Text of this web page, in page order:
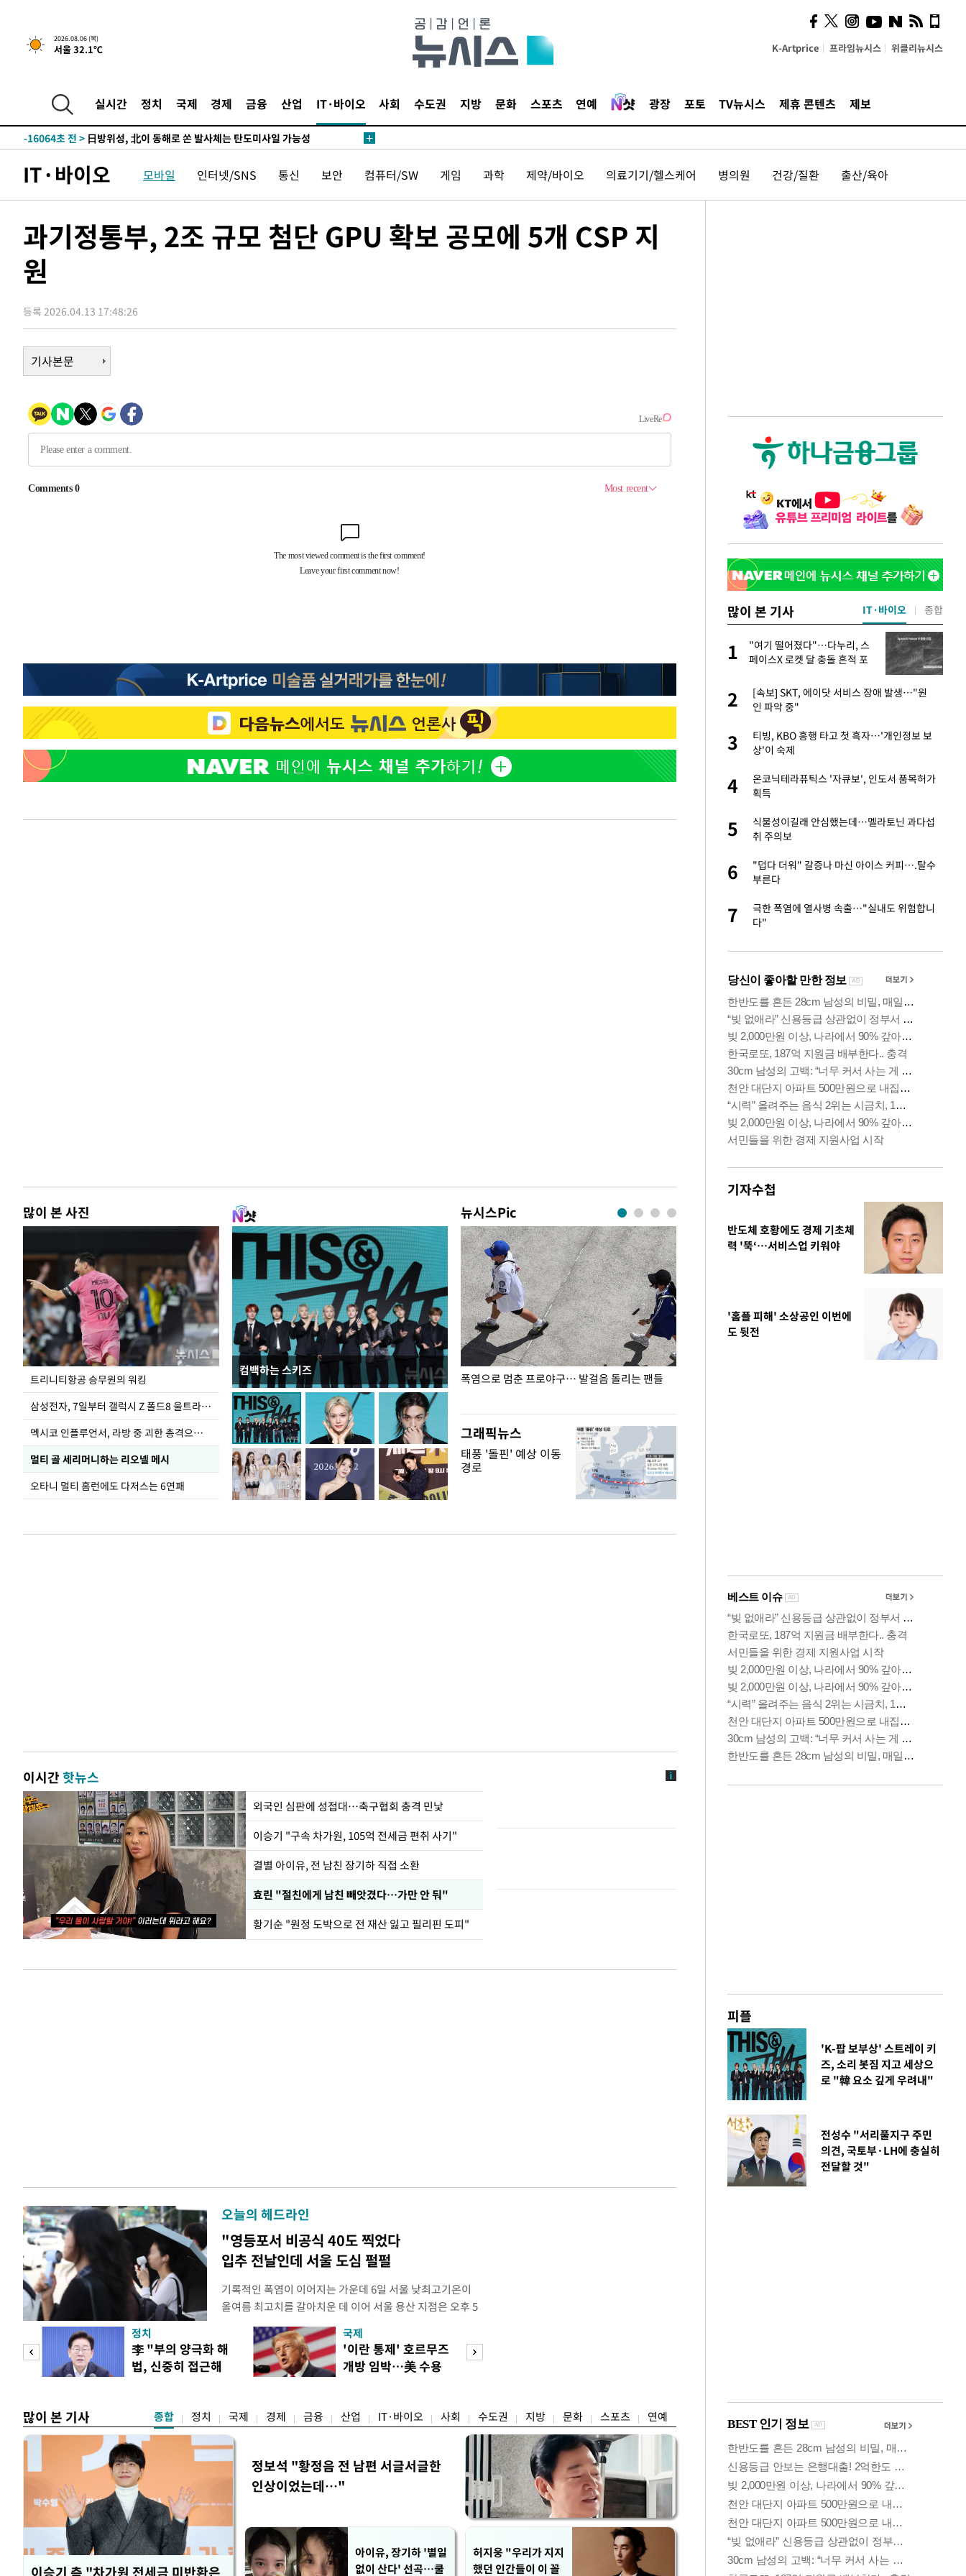
2026.08.06 (목)
서울 32.1℃ K-Artprice 프라임뉴시스 위클리뉴시스
실시간 정치 국제 경제 금융 산업 IT·바이오 사회 수도권 지방 문화 스포츠 연예 광장 포토 TV뉴시스 제휴 콘텐츠 제보
1시간 전 >"美간섭에 합의 지연"…트럼프, '이란 호르무즈 통제권' 수용할까
-32035초 전 >축구협회, 15년 전 심판 성 접대 파문에 "현재는 내부 지침 준수"
-16316초 전 >
[속보]합참 "北 발사체는 단거리탄도미사일…감시·경계태세 강
-16064초 전 >
-14494초 전 > [속보] SKT, 에이닷 서비스 장애 발생…"원인 파악 중"
-13296초 전 > '낮 최고 39도' 불볕더위…한밤 열대야도 계속[내일날씨]
-13255초 전 >[속보]7~9일 프로야구 3연전도 폭염 취소…11일 재개
-12744초 전 >'월드컵 탈락 후폭풍' 축구협회…초유의 압수수색에 '충격·당황'
-12584초 전 >
-12146초 전 >
-8171초 전 >[속보]코스피, 301.88포인트(4.58%) 내린 6296.38 마감
-5635초 전 >
"여기 떨어졌다"…다누리, 스페이스X 로켓 달 충돌 흔적 포착
-2680초 전 >손흥민, 5경기 연속골 실패…LAFC는 승부차기 끝 과달라하라 격파
1시간 전 > 내일까지 39도 '펄펄'…기상청 "태풍 지나며 폭염 잠시 꺾인다"
1시간 전 >트럼프, 한국계 진보 주지사 후보 맹공…"공산주의가 최대 위협"
[속보]합참 "북, 동해상으로 미상 발사체 발사"
-12584초 전 >서울 낮 37.9도, 올여름 최고치 경신…영등포 순간 '40도'
-12146초 전 >
[속보]종합특검, 대검 추가 압수수색…내란 중요임무종사 혐의
-8171초 전 >[속보]코스피, 301.88포인트(4.58%) 내린 6296.38 마감
-8036초 전 >[속보]원·달러 환율, 0.7원 내린 1423.8원 마감
-5635초 전 >
"여기 떨어졌다"…다누리, 스페이스X 로켓 달 충돌 흔적 포착
-2680초 전 >손흥민, 5경기 연속골 실패…LAFC는 승부차기 끝 과달라하라 격파
1시간 전 >트럼프, 한국계 진보 주지사 후보 맹공…"공산주의가 최대 위협"
IT·바이오 모바일 인터넷/SNS 통신 보안 컴퓨터/SW 게임 과학 제약/바이오 의료기기/헬스케어 병의원 건강/질환 출산/육아
과기정통부, 2조 규모 첨단 GPU 확보 공모에 5개 CSP 지
원
등록 2026.04.13 17:48:26
기사본문
많이 본 사진
트리니티항공 승무원의 워킹
삼성전자, 7일부터 갤럭시 Z 폴드8 울트라·폴드8·플립8 출시
멕시코 인플루언서, 라방 중 괴한 총격으로 사망
멀티 골 세리머니하는 리오넬 메시
오타니 멀티 홈런에도 다저스는 6연패
컴백하는 스키즈
뉴시스Pic
입추 하루 앞둔 전남광주… 열화상 카메라에 담긴
폭염
폭염으로 멈춘 프로야구… 발걸음 돌리는 팬들
그래픽뉴스
태풍 '돌핀' 예상 이동
경로
이시간핫뉴스
외국인 심판에 성접대…축구협회 충격 민낯
이승기 "구속 차가원, 105억 전세금 편취 사기"
결별 아이유, 전 남친 장기하 직접 소환
효린 "절친에게 남친 빼앗겼다…가만 안 둬"
황기순 "원정 도박으로 전 재산 잃고 필리핀 도피"
오늘의 헤드라인
"영등포서 비공식 40도 찍었다
입추 전날인데 서울 도심 펄펄
기록적인 폭염이 이어지는 가운데 6일 서울 낮최고기온이
올여름 최고치를 갈아치운 데 이어 서울 용산 지점은 오후 5
시15분 39.9도까지 치솟으며 40도 턱밑까지 육박했다. 기상
청에 따르면 이날 오후 4시5분 서울 낮최고기온은 종관기상
관측(ASOS) 기준 37.9도까지 올라 올여름 최고 기록을 경신
했다. 관측 이래 역대 5위에 해당하는 수치
정치
李 "부의 양극화 해
법, 신중히 접근해
국제
'이란 통제' 호르무즈
개방 임박…美 수용
많이 본 기사 종합 정치 국제 경제 금융 산업 IT·바이오 사회 수도권 지방 문화 스포츠 연예
이승기 측 "차가원 전세금 미반환은
정보석 "황정음 전 남편 서글서글한
인상이었는데…"
아이유, 장기하 '별일
없이 산다' 선곡…쿨
허지웅 "우리가 지지
했던 인간들이 이 꼴
많이 본 기사
벌 원해"
2
정보석 "황정음 전 남편 서글서글한 인상이
었는데…"
3
아이유, 장기하 '별일 없이 산다' 선곡…쿨한
일상 공개
4
허지웅 "우리가 지지했던 인간들이 이 꼴 만
5
김혜수 "우린 돈 받고 일하는 프리랜서…받
1
"여기 떨어졌다"…다누리, 스
페이스X 로켓 달 충돌 흔적 포
2
[속보] SKT, 에이닷 서비스 장애 발생…"원
인 파악 중"
3
티빙, KBO 흥행 타고 첫 흑자…'개인정보 보
상'이 숙제
4
온코닉테라퓨틱스 '자큐보', 인도서 품목허가
획득
5
식물성이길래 안심했는데…멜라토닌 과다섭
취 주의보
6
"덥다 더워" 갈증나 마신 아이스 커피….탈수
부른다
7
극한 폭염에 열사병 속출…"실내도 위험합니
다"
IT·바이오 종합
기자수첩
반도체 호황에도 경제 기초체
력 '뚝‘…서비스업 키워야
'홈플 피해' 소상공인 이번에
도 뒷전
피플
'K-팝 보부상' 스트레이 키
즈, 소리 봇짐 지고 세상으
로 "韓 요소 깊게 우려내"
전성수 "서리풀지구 주민
의견, 국토부·LH에 충실히
전달할 것"